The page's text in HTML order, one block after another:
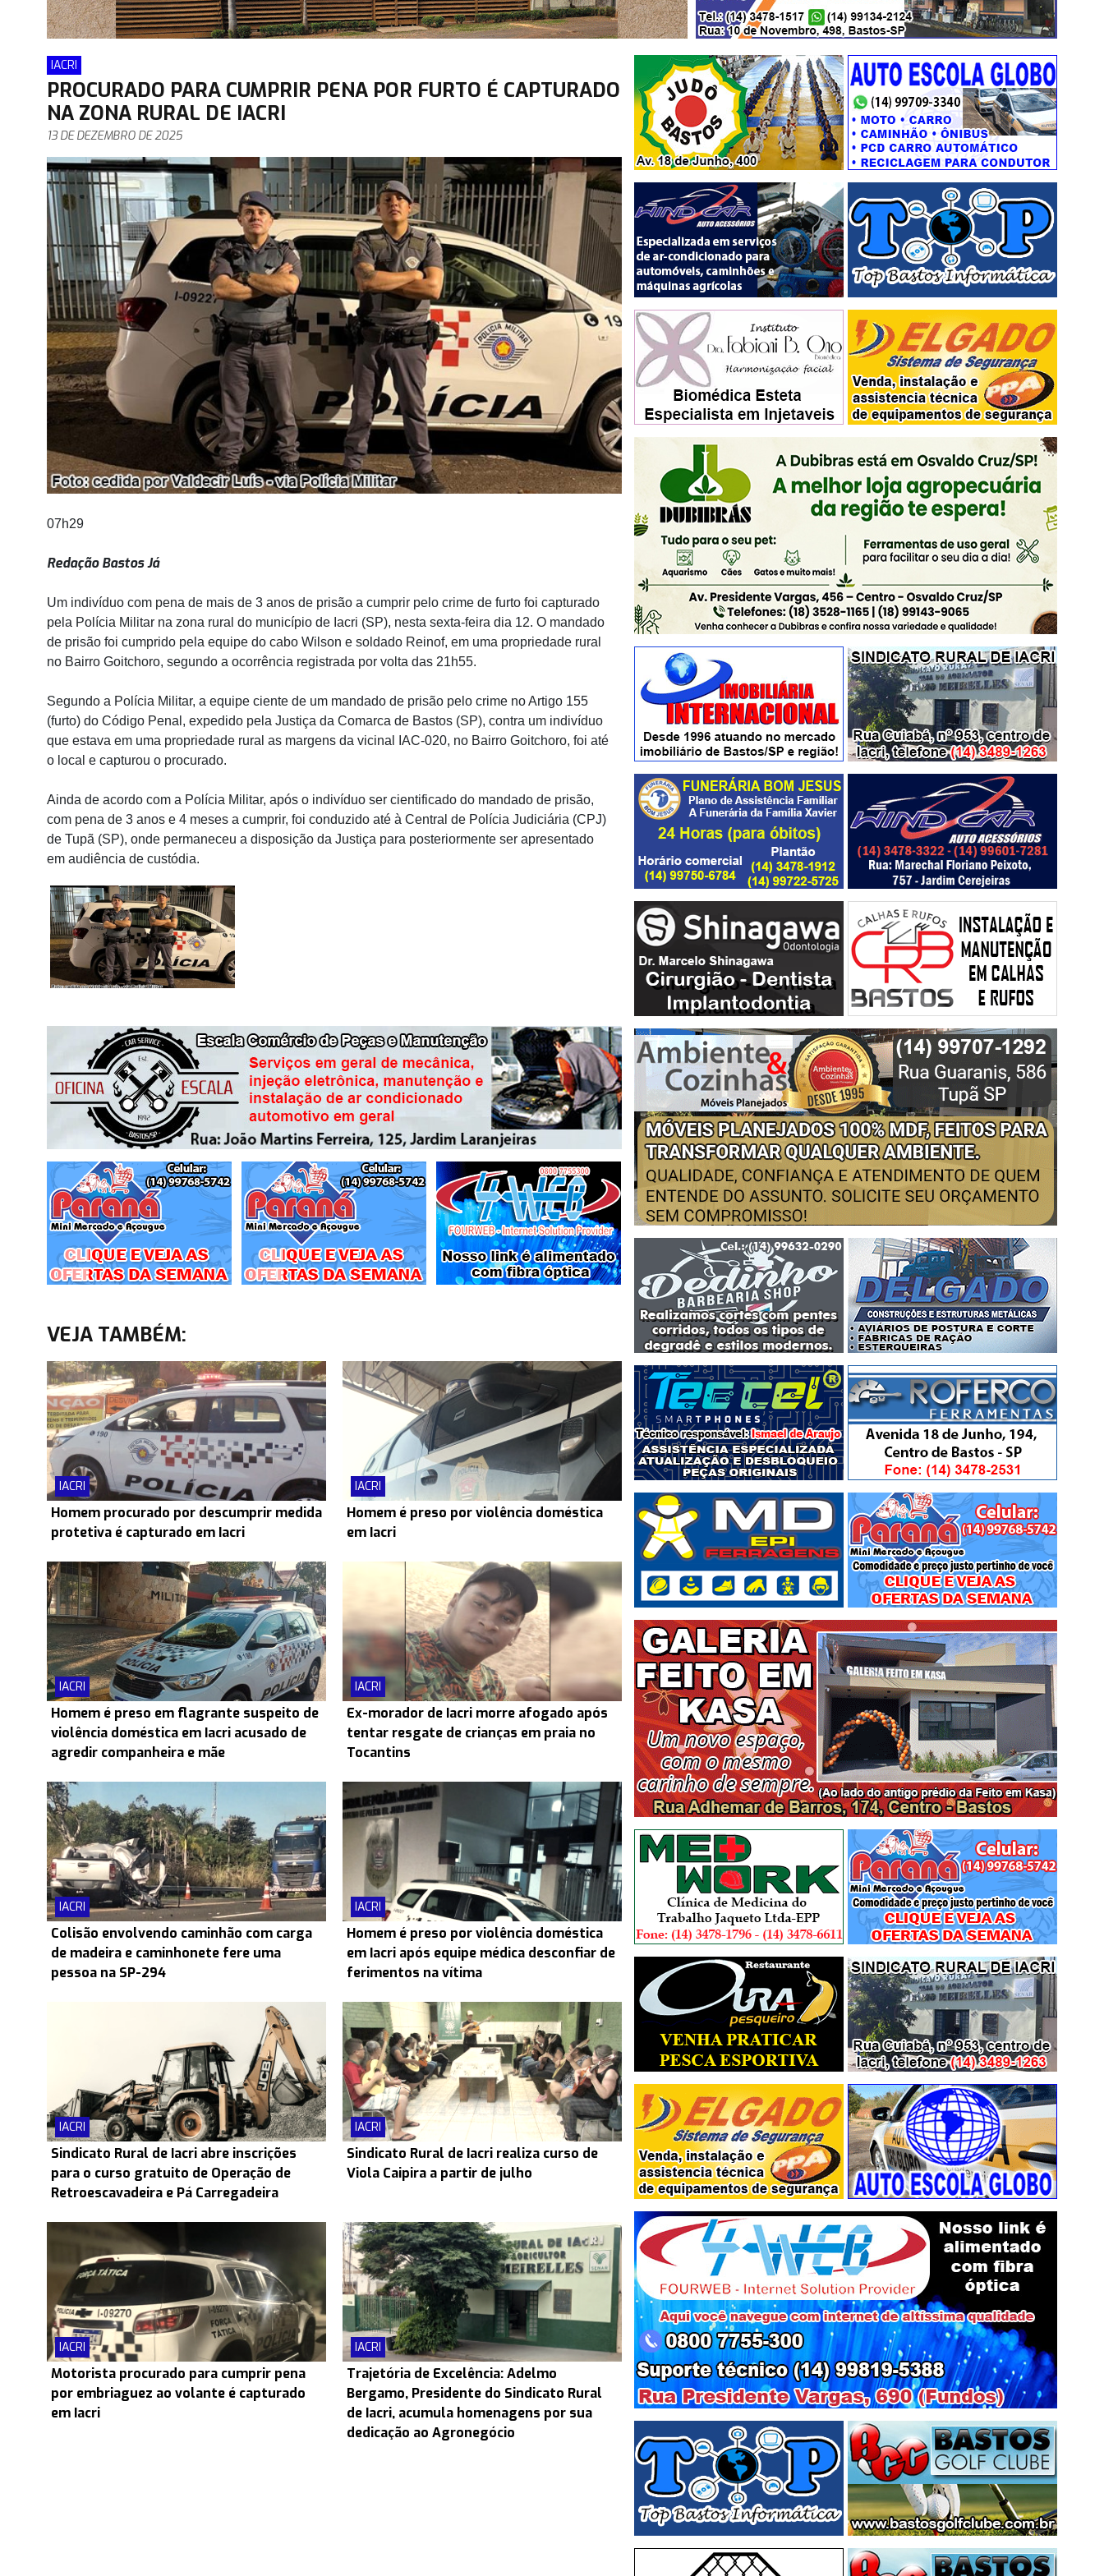
IACRI
PROCURADO PARA CUMPRIR PENA POR FURTO É CAPTURADO
NA ZONA RURAL DE IACRI
13 DE DEZEMBRO DE 2025
07h29
Redação Bastos Já
Um indivíduo com pena de mais de 3 anos de prisão a cumprir pelo crime de furto foi capturado
pela Polícia Militar na zona rural do município de Iacri (SP), nesta sexta-feira dia 12. O mandado
de prisão foi cumprido pela equipe do cabo Wilson e soldado Reinof, em uma propriedade rural
no Bairro Goitchoro, segundo a ocorrência registrada por volta das 21h55.
Segundo a Polícia Militar, a equipe ciente de um mandado de prisão pelo crime no Artigo 155
(furto) do Código Penal, expedido pela Justiça da Comarca de Bastos (SP), contra um indivíduo
que estava em uma propriedade rural as margens da vicinal IAC-020, no Bairro Goitchoro, foi até
o local e capturou o procurado.
Ainda de acordo com a Polícia Militar, após o indivíduo ser cientificado do mandado de prisão,
com pena de 3 anos e 4 meses a cumprir, foi conduzido até à Central de Polícia Judiciária (CPJ)
de Tupã (SP), onde permaneceu a disposição da Justiça para posteriormente ser apresentado
em audiência de custódia.
VEJA TAMBÉM:
IACRI
Homem procurado por descumprir medida
protetiva é capturado em Iacri
IACRI
Homem é preso por violência doméstica
em Iacri
IACRI
Homem é preso em flagrante suspeito de
violência doméstica em Iacri acusado de
agredir companheira e mãe
IACRI
Ex-morador de Iacri morre afogado após
tentar resgate de crianças em praia no
Tocantins
IACRI
Colisão envolvendo caminhão com carga
de madeira e caminhonete fere uma
pessoa na SP-294
IACRI
Homem é preso por violência doméstica
em Iacri após equipe médica desconfiar de
ferimentos na vítima
IACRI
Sindicato Rural de Iacri abre inscrições
para o curso gratuito de Operação de
Retroescavadeira e Pá Carregadeira
IACRI
Sindicato Rural de Iacri realiza curso de
Viola Caipira a partir de julho
IACRI
Motorista procurado para cumprir pena
por embriaguez ao volante é capturado
em Iacri
IACRI
Trajetória de Excelência: Adelmo
Bergamo, Presidente do Sindicato Rural
de Iacri, acumula homenagens por sua
dedicação ao Agronegócio